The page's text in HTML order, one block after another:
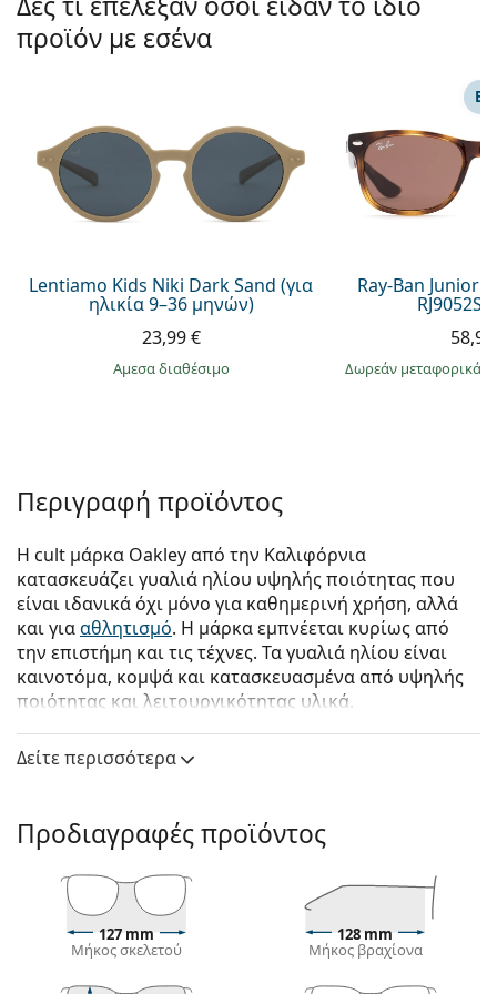
Persol
Prada
προϊόν με εσένα
Lentiamo Kids Niki Dark Sand (για
ηλικία 9–36 μηνών)
23,99 €
άμεσα διαθέσιμο
Ray-Ban Junior
RJ9052S
Δωρεάν μεταφορικά
Περιγραφή προϊόντος
Η cult μάρκα Oakley από την Καλιφόρνια
κατασκευάζει γυαλιά ηλίου υψηλής ποιότητας που
είναι ιδανικά όχι μόνο για καθημερινή χρήση, αλλά
και γιααθλητισμό. Η μάρκα εμπνέεται κυρίως από
την επιστήμη και τις τέχνες. Τα γυαλιά ηλίου είναι
καινοτόμα, κομψά και κατασκευασμένα από υψηλής
ποιότητας και λειτουργικότητας υλικά.
Oakley Holbrook XS OJ 9007 11 53είναι παιδικά
γυαλιά ηλίου.
με τη λειτουργία του Εικονικού καθρέφτη του
Lentiamo.
Σκελετός γυαλιών ηλίου
Το καφέ χρώμα του σκελετού ταιριάζει απόλυτα με
το ζεστό χρώμα του δέρματος και ανοιχτά καφέ,
Δείτε περισσότερα
Προδιαγραφές προϊόντος
127 mm
Μήκος σκελετού
128 mm
Μήκος βραχίονα